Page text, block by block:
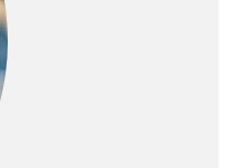
vos
manuelles
cuisson tout en
amusant avec votre
ou amis
: Ce
à gâteau de